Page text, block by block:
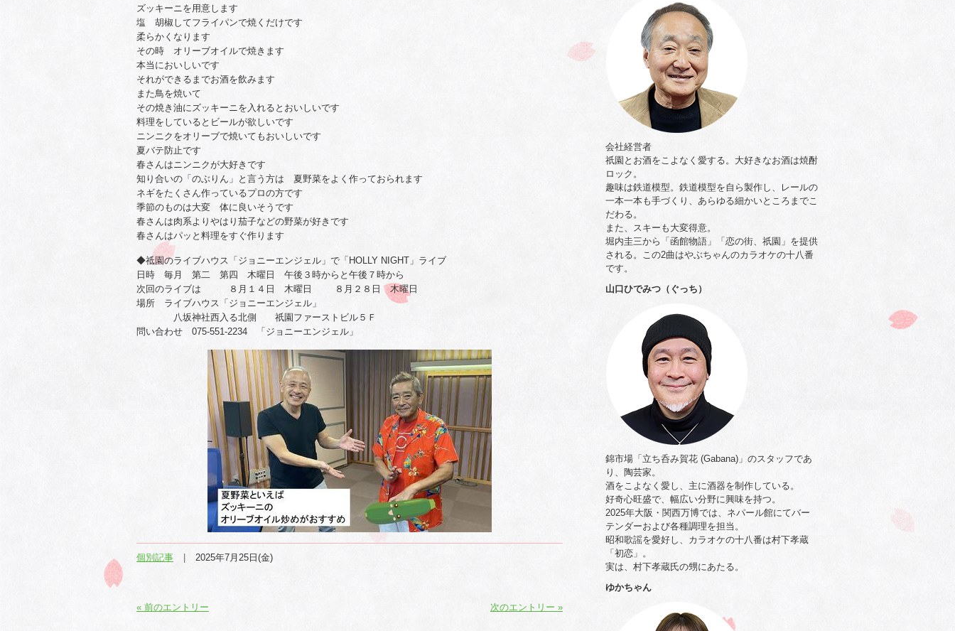
ズッキーニを用意します
塩 胡椒してフライパンで焼くだけです
柔らかくなります
その時 オリーブオイルで焼きます
本当においしいです
それができるまでお酒を飲みます
また鳥を焼いて
その焼き油にズッキーニを入れるとおいしいです
料理をしているとビールが欲しいです
ニンニクをオリーブで焼いてもおいしいです
夏バテ防止です
春さんはニンニクが大好きです
知り合いの「のぶりん」と言う方は 夏野菜をよく作っておられます
ネギをたくさん作っているプロの方です
季節のものは大変 体に良いそうです
春さんは肉系よりやはり茄子などの野菜が好きです
春さんはパッと料理をすぐ作ります
◆祗園のライブハウス「ジョニーエンジェル」で「HOLLY NIGHT」ライブ
日時 毎月 第二 第四 木曜日 午後３時からと午後７時から
次回のライブは ８月１４日 木曜日 ８月２８日 木曜日
場所 ライブハウス「ジョニーエンジェル」
八坂神社西入る北側 祇園ファーストビル５Ｆ
問い合わせ 075-551-2234 「ジョニーエンジェル」
個別記事 2025年7月25日(金)
« 前のエントリー 次のエントリー »
会社経営者
祇園とお酒をこよなく愛する。大好きなお酒は焼酎
ロック。
趣味は鉄道模型。鉄道模型を自ら製作し、レールの
一本一本も手づくり、あらゆる細かいところまでこ
だわる。
また、スキーも大変得意。
堀内圭三から「函館物語」「恋の街、祇園」を提供
される。この2曲はやぶちゃんのカラオケの十八番
です。
山口ひでみつ（ぐっち）
錦市場「立ち呑み賀花 (Gabana)」のスタッフであ
り、陶芸家。
酒をこよなく愛し、主に酒器を制作している。
好奇心旺盛で、幅広い分野に興味を持つ。
2025年大阪・関西万博では、ネパール館にてバー
テンダーおよび各種調理を担当。
昭和歌謡を愛好し、カラオケの十八番は村下孝蔵
「初恋」。
実は、村下孝蔵氏の甥にあたる。
ゆかちゃん